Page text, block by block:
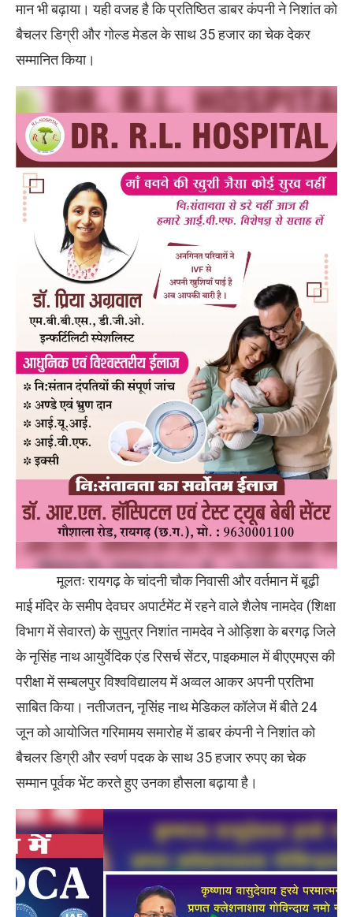
मान भी बढ़ाया। यही वजह है कि प्रतिष्ठित डाबर कंपनी ने निशांत को
बैचलर डिग्री और गोल्ड मेडल के साथ 35 हजार का चेक देकर
सम्मानित किया।
मूलतः रायगढ़ के चांदनी चौक निवासी और वर्तमान में बूढ़ी
माई मंदिर के समीप देवघर अपार्टमेंट में रहने वाले शैलेष नामदेव (शिक्षा
विभाग में सेवारत) के सुपुत्र निशांत नामदेव ने ओड़िशा के बरगढ़ जिले
के नृसिंह नाथ आयुर्वेदिक एंड रिसर्च सेंटर, पाइकमाल में बीएएमएस की
परीक्षा में सम्बलपुर विश्वविद्यालय में अव्वल आकर अपनी प्रतिभा
साबित किया। नतीजतन, नृसिंह नाथ मेडिकल कॉलेज में बीते 24
जून को आयोजित गरिमामय समारोह में डाबर कंपनी ने निशांत को
बैचलर डिग्री और स्वर्ण पदक के साथ 35 हजार रुपए का चेक
सम्मान पूर्वक भेंट करते हुए उनका हौसला बढ़ाया है।